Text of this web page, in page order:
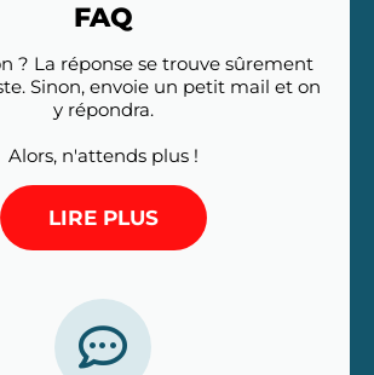
FAQ
? La réponse se trouve sûrement
Sinon, envoie un petit mail et on
y répondra.
Alors, n'attends plus !
LIRE PLUS